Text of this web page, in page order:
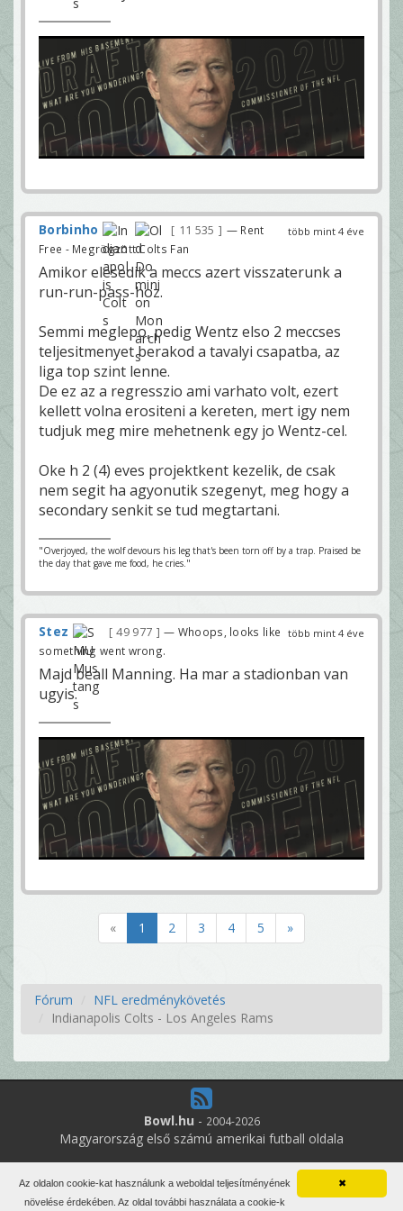
több mint 4 éve
Borbinho 11 535
— Rent
Free - Megrögzött Colts Fan
Amikor elesedik a meccs azert visszaterunk a
run-run-pass-hoz.
Semmi meglepo, pedig Wentz elso 2 meccses
teljesitmenyet berakod a tavalyi csapatba, az
liga top szint lenne.
De ez az a regresszio ami varhato volt, ezert
kellett volna erositeni a kereten, mert igy nem
tudjuk meg mire mehetnenk egy jo Wentz-cel.
Oke h 2 (4) eves projektkent kezelik, de csak
nem segit ha agyonutik szegenyt, meg hogy a
secondary senkit se tud megtartani.
"Overjoyed, the wolf devours his leg that's been torn off by a trap. Praised be
the day that gave me food, he cries."
több mint 4 éve
Stez 49 977
— Whoops, looks like
something went wrong.
Majd beall Manning. Ha mar a stadionban van
ugyis.
« 1 2 3 4 5 »
Fórum
NFL eredménykövetés
Indianapolis Colts - Los Angeles Rams
Bowl.hu - 2004-2026
Magyarország első számú amerikai futball oldala
12
online felhasználó
Minden jog fenntartva. Írott anyagok újraközlése csak a szerző
✖
Az oldalon cookie-kat használunk a weboldal teljesítményének
növelése érdekében. Az oldal további használata a cookie-k